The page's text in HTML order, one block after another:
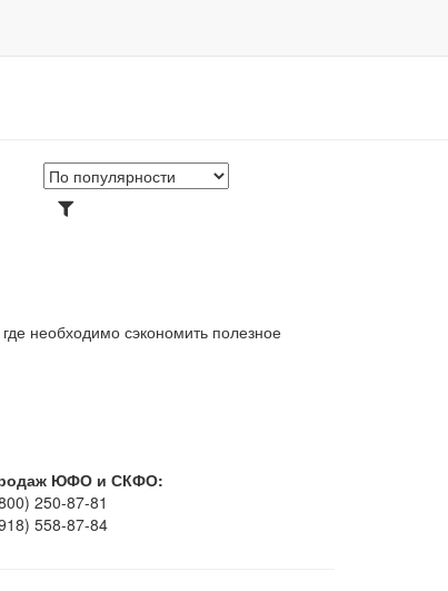
необходимо сэкономить полезное
ЮФО и СКФО:
250-87-81
558-87-84